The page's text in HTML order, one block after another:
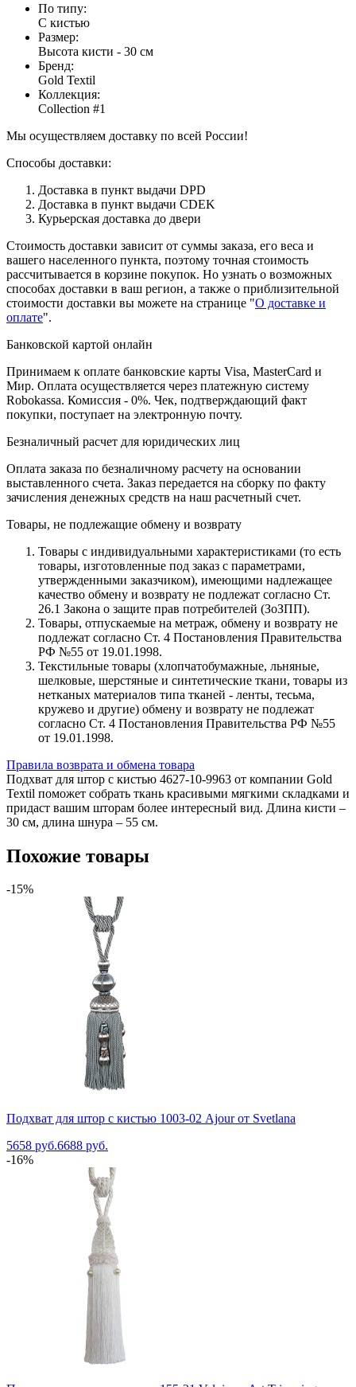
По типу:
С кистью
Размер:
Высота кисти - 30 см
Бренд:
Gold Textil
Коллекция:
Collection #1
Мы осуществляем доставку по всей России!
Способы доставки:
Доставка в пункт выдачи DPD
Доставка в пункт выдачи CDEK
Курьерская доставка до двери
Стоимость доставки зависит от суммы заказа, его веса и
вашего населенного пункта, поэтому точная стоимость
рассчитывается в корзине покупок. Но узнать о возможных
способах доставки в ваш регион, а также о приблизительной
стоимости доставки вы можете на странице "О доставке и
оплате".
Банковской картой онлайн
Принимаем к оплате банковские карты Visa, MasterCard и
Мир. Оплата осуществляется через платежную систему
Robokassa. Комиссия - 0%. Чек, подтверждающий факт
покупки, поступает на электронную почту.
Безналичный расчет для юридических лиц
Оплата заказа по безналичному расчету на основании
выставленного счета. Заказ передается на сборку по факту
зачисления денежных средств на наш расчетный счет.
Товары, не подлежащие обмену и возврату
Товары с индивидуальными характеристиками (то есть
товары, изготовленные под заказ с параметрами,
утвержденными заказчиком), имеющими надлежащее
качество обмену и возврату не подлежат согласно Ст.
26.1 Закона о защите прав потребителей (ЗоЗПП).
Товары, отпускаемые на метраж, обмену и возврату не
подлежат согласно Ст. 4 Постановления Правительства
РФ №55 от 19.01.1998.
Текстильные товары (хлопчатобумажные, льняные,
шелковые, шерстяные и синтетические ткани, товары из
нетканых материалов типа тканей - ленты, тесьма,
кружево и другие) обмену и возврату не подлежат
согласно Ст. 4 Постановления Правительства РФ №55
от 19.01.1998.
Правила возврата и обмена товара
Подхват для штор с кистью 4627-10-9963 от компании Gold
Textil поможет собрать ткань красивыми мягкими складками и
придаст вашим шторам более интересный вид. Длина кисти –
30 см, длина шнура – 55 см.
Похожие товары
-15%
Подхват для штор с кистью 1003-02 Ajour от Svetlana
5658 руб.6688 руб.
-16%